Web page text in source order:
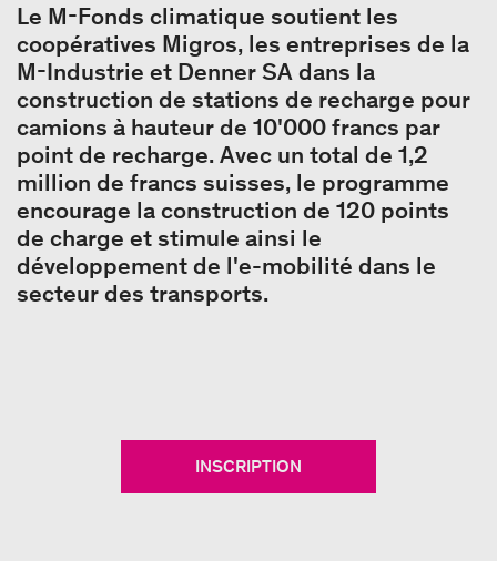
Le M-Fonds climatique soutient les
coopératives Migros, les entreprises de la
M-Industrie et Denner SA dans la
construction de stations de recharge pour
camions à hauteur de 10'000 francs par
point de recharge. Avec un total de 1,2
million de francs suisses, le programme
encourage la construction de 120 points
de charge et stimule ainsi le
développement de l'e-mobilité dans le
secteur des transports.
INSCRIPTION